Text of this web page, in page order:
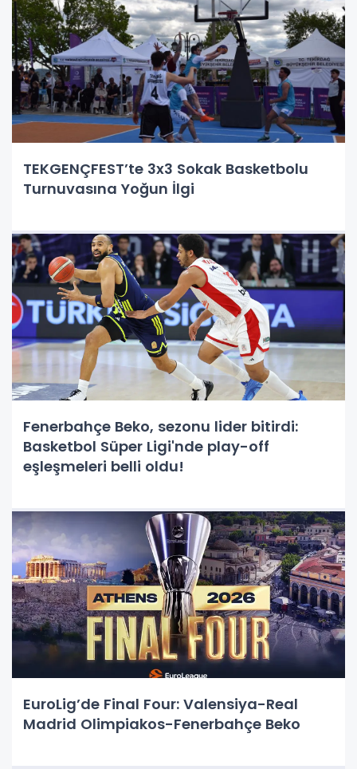
TEKGENÇFEST’te 3x3 Sokak Basketbolu
Turnuvasına Yoğun İlgi
Fenerbahçe Beko, sezonu lider bitirdi:
Basketbol Süper Ligi'nde play-off
eşleşmeleri belli oldu!
EuroLig’de Final Four: Valensiya-Real
Madrid Olimpiakos-Fenerbahçe Beko